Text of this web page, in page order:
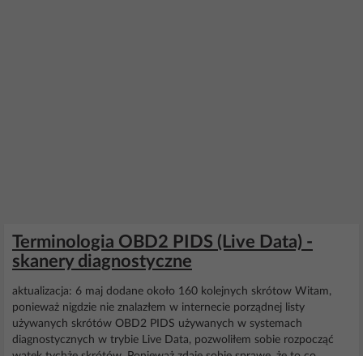
Terminologia OBD2 PIDS (Live Data) -
skanery diagnostyczne
aktualizacja: 6 maj dodane około 160 kolejnych skrótow Witam,
ponieważ nigdzie nie znalazłem w internecie porządnej listy
używanych skrótów OBD2 PIDS używanych w systemach
diagnostycznych w trybie Live Data, pozwoliłem sobie rozpocząć